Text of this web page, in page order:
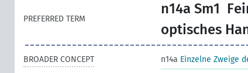
PREFERRED TERM
n14a Sm1
optisches
BROADER CONCEPT n14a Einzelne Zweige